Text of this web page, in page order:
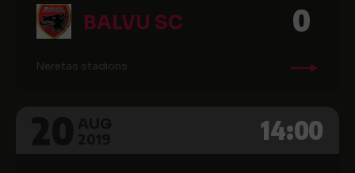
BALVU SC 0
Neretas stadions
14:00